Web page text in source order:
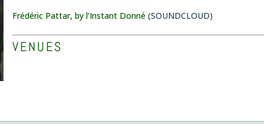
Frédéric Pattar, by l’Instant Donné (SOUNDCLOUD)
VENUES